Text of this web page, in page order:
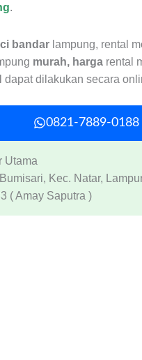
.
bandar lampung, rental
murah, harga rental
dapat dilakukan secara
0821-7889-0188
Utama
Kec. Natar,
( Amay Saputra )